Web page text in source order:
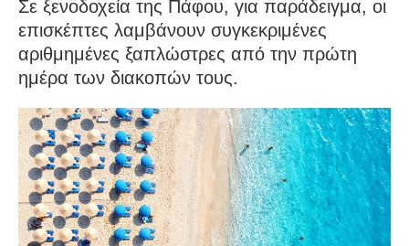
Σε ξενοδοχεία της Πάφου, για παράδειγμα, οι
επισκέπτες λαμβάνουν συγκεκριμένες
αριθμημένες ξαπλώστρες από την πρώτη
ημέρα των διακοπών τους.